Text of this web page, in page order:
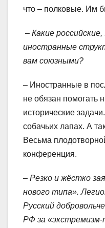
что – полковые. Им
– Какие
иностранные
вам союзными?
– Иностранные в
не обязан помогать
исторические
собачьих лапах. А
Весьма
конференция.
– Резко и жёстко
нового типа».
Русский
РФ за «экстремизм-